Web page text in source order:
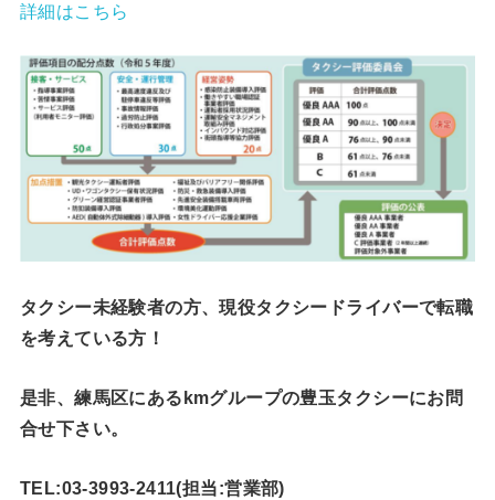
詳細はこちら
タクシー未経験者の方、現役タクシードライバーで転職
を考えている方！
是非、練馬区にあるkmグループの豊玉タクシーにお問
合せ下さい。
TEL:03-3993-2411(担当:営業部)